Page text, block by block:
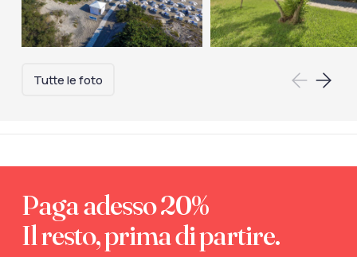
Tutte le foto
Paga adesso 20%
Il resto, prima di partire.